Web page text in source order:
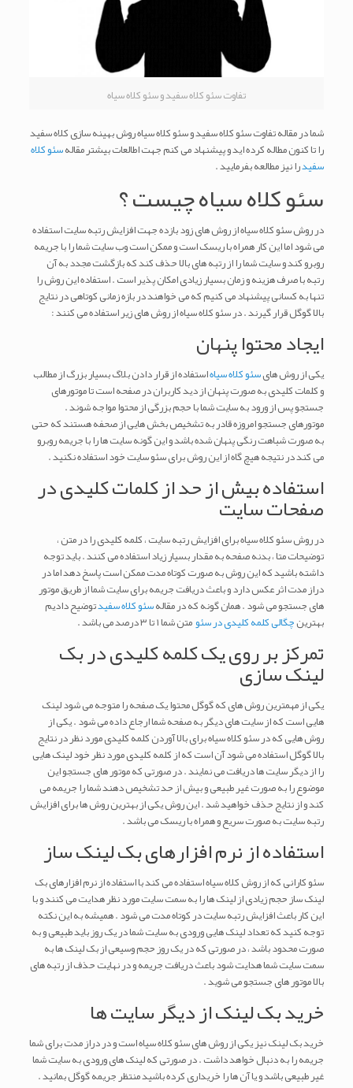
تفاوت سئو کلاه سفید و سئو کلاه سیاه
شما در مقاله تفاوت سئو کلاه سفید و سئو کلاه سیاه روش بهینه سازی کلاه سفید
را تا کنون مطاله کرده اید و پیشنهاد می کنم جهت اطالعات بیشتر مقالهسئو کلاه
سفیدرا نیز مطالعه بفرمایید .
سئو کلاه سیاه چیست ؟
در روش سئو کلاه سیاه از روش های زود بازده جهت افزایش رتبه سایت استفاده
می شود اما این کار همراه با ریسک است و ممکن است وب سایت شما را با جریمه
روبرو کند و سایت شما را از رتبه های بالا حذف کند که بازگشت مجدد به آن
رتبه با صرف هزینه و زمان بسیار زیادی امکان پذیر است . استفاده این روش را
تنها به کسانی پیشنهاد می کنیم که می خواهند در بازه زمانی کوتاهی در نتایج
بالا گوگل قرار گیرند . در سئو کلاه سیاه از روش های زیر استفاده می کنند :
ایجاد محتوا پنهان
یکی از روش هایسئو کلاه سیاهاستفاده از قرار دادن بلاگ بسیار بزرگ از مطالب
و کلمات کلیدی به صورت پنهان از دید کاربران در صفحه است تا موتورهای
جستجو پس از ورود به سایت شما با حجم بزرگی از محتوا مواجه شوند .
موتورهای جستجو امروزه قادر به تشخیص بخش هایی از صحفه هستند که حتی
به صورت شباهت رنگی پنهان شده باشد و این گونه سایت ها را با جریمه روبرو
می کند در نتیجه هیچ گاه از این روش برای سئو سایت خود استفاده نکنید .
استفاده بیش از حد از کلمات کلیدی در
صفحات سایت
در روش سئو کلاه سیاه برای افزایش رتبه سایت ، کلمه کلیدی را در متن ،
توضیحات متا ، بدنه صفحه به مقدار بسیار زیاد استفاده می کنند . باید توجه
داشته باشید که این روش به صورت کوتاه مدت ممکن است پاسخ دهد اما در
دراز مدت اثر عکس دارد و باعث دریافت جریمه برای سایت شما از طریق موتور
های جستجو می شود . همان گونه که در مقالهسئو کلاه سفیدتوضیح دادیم
بهترینچگالی کلمه کلیدی در سئومتن شما ۱ تا ۳ درصد می باشد .
تمرکز بر روی یک کلمه کلیدی در بک
لینک سازی
یکی از مهمترین روش های که گوگل محتوا یک صفحه را متوجه می شود لینک
هایی است که از سایت های دیگر به صفحه شما ارجاع داده می شود . یکی از
روش هایی که در سئو کلاه سیاه برای بالا آوردن کلمه کلیدی مورد نظر در نتایج
بالا گوگل استفاده می شود آن است که از کلمه کلیدی مورد نظر خود لینک هایی
را از دیگر سایت ها دریافت می نمایند . در صورتی که موتور های جستجو این
موضوع را به صورت غیر طبیعی و بیش از حد تشخیص دهند شما را جریمه می
کند و از نتایج حذف خواهید شد . این روش یکی از بهترین روش ها برای افزایش
رتبه سایت به صورت سریع و همراه با ریسک می باشد .
استفاده از نرم افزارهای بک لینک ساز
سئو کارانی که از روش کلاه سیاه استفاده می کند با استفاده از نرم افزارهای بک
لینک ساز حجم زیادی از لینک ها را به سمت سایت مورد نظر هدایت می کنند و با
این کار باعث افزایش رتبه سایت در کوتاه مدت می شود . همیشه به این نکته
توجه کنید که تعداد لینک هایی ورودی به سایت شما در یک روز باید طبیعی و به
صورت محدود باشد ، در صورتی که در یک روز حجم وسیعی از بک لینک ها به
سمت سایت شما هدایت شود باعث دریافت جریمه و در نهایت حذف از رتبه های
بالا موتور های جستجو می شوید .
خرید بک لینک از دیگر سایت ها
خرید بک لینک نیز یکی از روش های سئو کلاه سیاه است و در دراز مدت برای شما
جریمه را به دنبال خواهد داشت . در صورتی که لینک های ورودی به سایت شما
غیر طبیعی باشد و یا آن ها را خریداری کرده باشید منتظر جریمه گوگل بمانید .